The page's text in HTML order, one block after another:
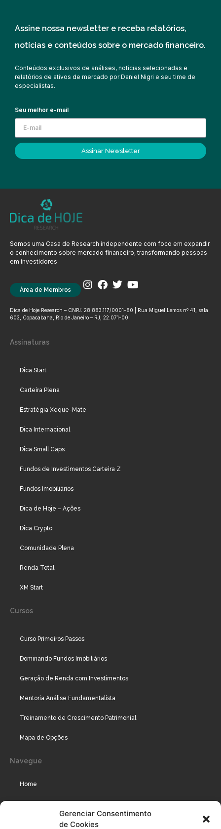
Gerenciar Consentimento
de Cookies
Assine nossa newsletter e receba relatórios,
notícias e conteúdos sobre o mercado financeiro.
Conteúdos exclusivos de análises, notícias selecionadas e
relatórios de ativos de mercado por Daniel Nigri e seu time de
especialistas.
Seu melhor e-mail
Assinar Newsletter
Somos uma Casa de Research independente com foco em expandir
o conhecimento sobre mercado financeiro, transformando pessoas
em investidores
Área de Membros
Dica de Hoje Research – CNPJ: 28.883.117/0001-80 | Rua Miguel Lemos nº 41, sala
603, Copacabana, Rio de Janeiro – RJ, 22.071-00
Assinaturas
Dica Start
Carteira Plena
Estratégia Xeque-Mate
Dica Internacional
Dica Small Caps
Fundos de Investimentos Carteira Z
Fundos Imobiliários
Dica de Hoje – Ações
Dica Crypto
Comunidade Plena
Renda Total
XM Start
Cursos
Curso Primeiros Passos
Dominando Fundos Imobiliários
Geração de Renda com Investimentos
Mentoria Análise Fundamentalista
Treinamento de Crescimento Patrimonial
Mapa de Opções
Navegue
Home